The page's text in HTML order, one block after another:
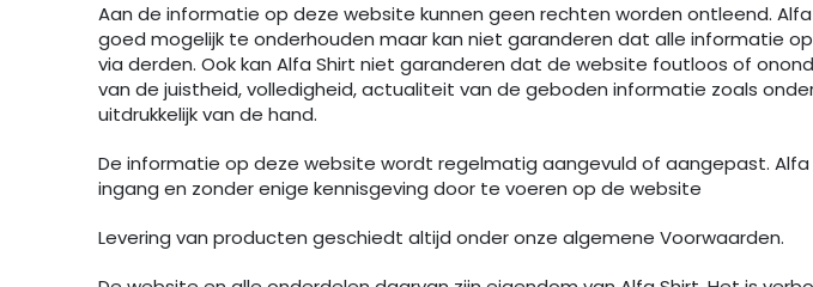
Aan de informatie op deze website kunnen geen rechten worden ontleend.
goed mogelijk te onderhouden maar kan niet garanderen dat alle informatie
via derden. Ook kan Alfa Shirt niet garanderen dat de website foutloos of
van de juistheid, volledigheid, actualiteit van de geboden informatie zoals
uitdrukkelijk van de hand.
De informatie op deze website wordt regelmatig aangevuld of aangepast.
ingang en zonder enige kennisgeving door te voeren op de website
Levering van producten geschiedt altijd onder onze algemene Voorwaarden.